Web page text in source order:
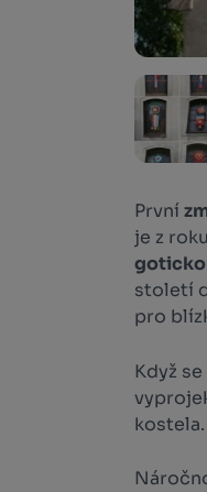
První
je z
století
pro
Když